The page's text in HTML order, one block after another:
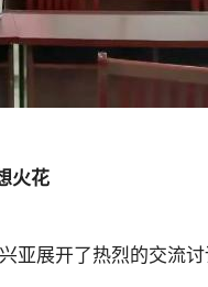
火花
亚展开了热烈的交流